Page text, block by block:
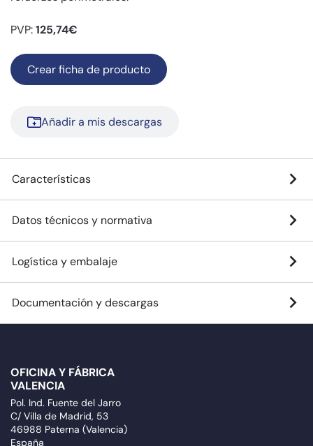
PVP:125,74€
Crear ficha de producto
Añadir a mis descargas
Características
Datos técnicos y normativa
Logística y embalaje
Documentación y descargas
OFICINA Y FÁBRICA
VALENCIA
Pol. Ind. Fuente del Jarro
C/ Villa de Madrid, 53
46988 Paterna (Valencia)
España